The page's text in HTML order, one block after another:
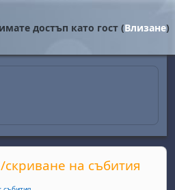
достъп като гост (Влизане)
blocks
скриване на събития
на събития